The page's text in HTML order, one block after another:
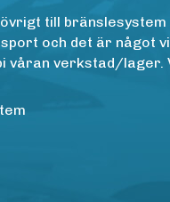
till
och det är något
våran verkstad/lager.